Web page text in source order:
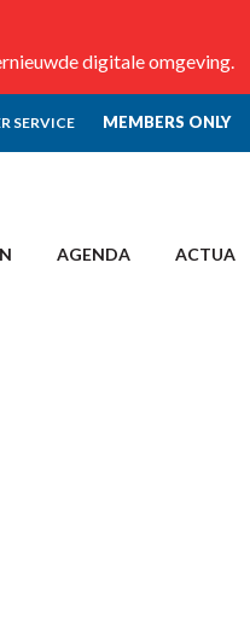
digitale omgeving.
SERVICE MEMBERS ONLY
AGENDA ACTUA